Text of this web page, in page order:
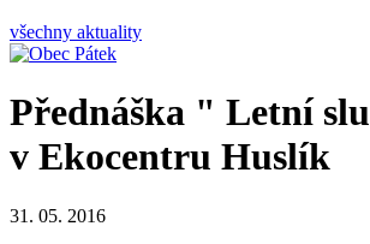
všechny aktuality
Přednáška " Letní
v Ekocentru Huslík
31. 05. 2016